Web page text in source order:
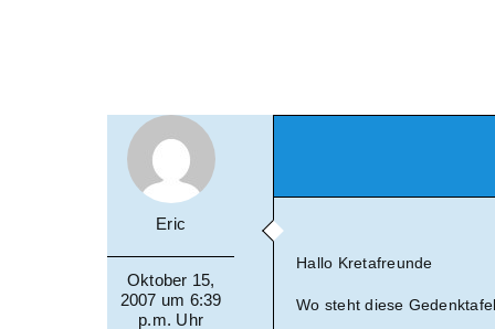
Eric
Oktober 15,
2007 um 6:39
p.m. Uhr
Hallo Kretafreunde
Wo steht diese